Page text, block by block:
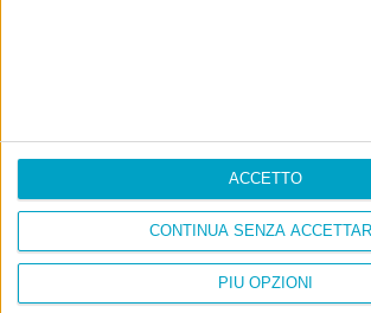
PIÙ OPZIONI
CONTINUA SENZA
ACCETTO
Info
AI che scrive di Taylor Swift come se fossi io